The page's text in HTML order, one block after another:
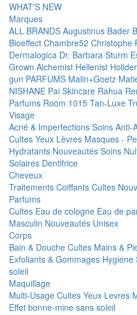
WHAT'S NEW
Marques
ALL BRANDS Augustinus Bader
Bioeffect Chambre52 Christophe
Dermalogica Dr. Barbara Sturm
Grown Alchemist Hellenist
gun PARFUMS Malin+Goetz
NISHANE Pai Skincare Rahua
Parfums Room 1015 Tan-Luxe
Visage
Acné & Imperfections Soins Anti-
Cultes Yeux Lèvres Masques -
Hydratants Nouveautés Soins
Solaires Dentifrice
Cheveux
Traitements Coiffants Cultes
Parfums
Cultes Eau de cologne Eau de
Masculin Nouveautés Unisex
Corps
Bain & Douche Cultes Mains &
Exfoliants & Gommages Hygiene
soleil
Maquillage
Multi-Usage Cultes Yeux Levres
Effet bonne-mine sans soleil